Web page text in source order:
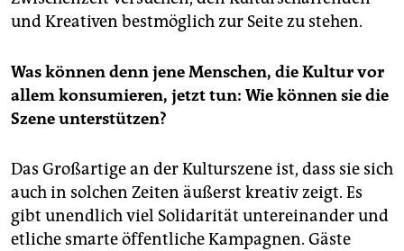
und Kreativen bestmöglich zur Seite zu stehen.
Was können denn jene Menschen, die Kultur vor
allem konsumieren, jetzt tun: Wie können sie die
Szene unterstützen?
Das Großartige an der Kulturszene ist, dass sie sich
auch in solchen Zeiten äußerst kreativ zeigt. Es
gibt unendlich viel Solidarität untereinander und
etliche smarte öffentliche Kampagnen. Gäste